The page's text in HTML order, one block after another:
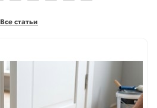
Все статьи